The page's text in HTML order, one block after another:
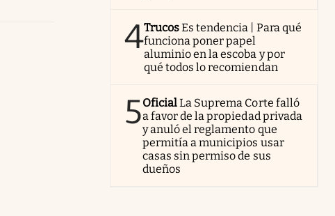
4TrucosEs tendencia | Para qué
funciona poner papel
aluminio en la escoba y por
qué todos lo recomiendan
5OficialLa Suprema Corte falló
a favor de la propiedad privada
y anuló el reglamento que
permitía a municipios usar
casas sin permiso de sus
dueños